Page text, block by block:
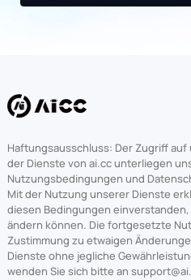
Haftungsausschluss: Der Zugriff auf
der Dienste von ai.cc unterliegen
Nutzungsbedingungen und
Mit der Nutzung unserer Dienste
diesen Bedingungen
ändern können. Die fortgesetzte
Zustimmung zu etwaigen
Dienste ohne jegliche
wenden Sie sich bitte an